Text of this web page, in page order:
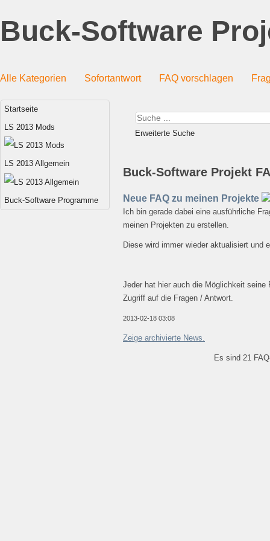
Buck-Software
Alle Kategorien Sofortantwort FAQ vorschlagen
Startseite
LS 2013 Mods
LS 2013 Allgemein
Buck-Software Programme
Erweiterte Suche
Buck-Software Projekt
Neue FAQ zu meinen Projekte
Ich bin gerade dabei eine ausführliche
meinen Projekten zu erstellen.
Diese wird immer wieder aktualisiert und
Jeder hat hier auch die Möglichkeit seine
Zugriff auf die Fragen / Antwort.
2013-02-18 03:08
Zeige archivierte News.
Es sind 21